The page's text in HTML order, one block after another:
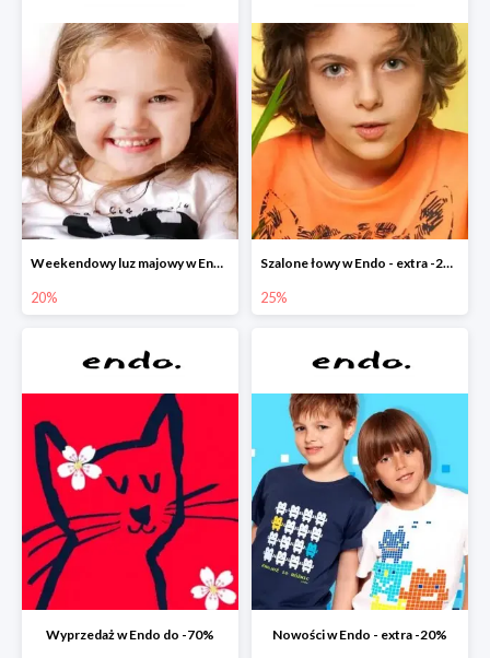
Weekendowy luz majowy w Endo - dodatkowe -20% na wszystko
20%
Szalone łowy w Endo - extra -25% na nowości
25%
Wyprzedaż w Endo do -70% Nowości w Endo - extra -20%